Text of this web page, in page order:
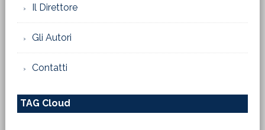
Il Direttore
Gli Autori
Contatti
TAG Cloud